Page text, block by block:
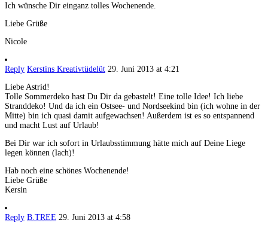
Ich wünsche Dir einganz tolles Wochenende.
Liebe Grüße
Nicole
Reply Kerstins Kreativtüdelüt 29. Juni 2013 at 4:21
Liebe Astrid!
Tolle Sommerdeko hast Du Dir da gebastelt! Eine tolle Idee! Ich liebe
Stranddeko! Und da ich ein Ostsee- und Nordseekind bin (ich wohne in der
Mitte) bin ich quasi damit aufgewachsen! Außerdem ist es so entspannend
und macht Lust auf Urlaub!
Bei Dir war ich sofort in Urlaubsstimmung hätte mich auf Deine Liege
legen können (lach)!
Hab noch eine schönes Wochenende!
Liebe Grüße
Kersin
Reply B.TREE 29. Juni 2013 at 4:58